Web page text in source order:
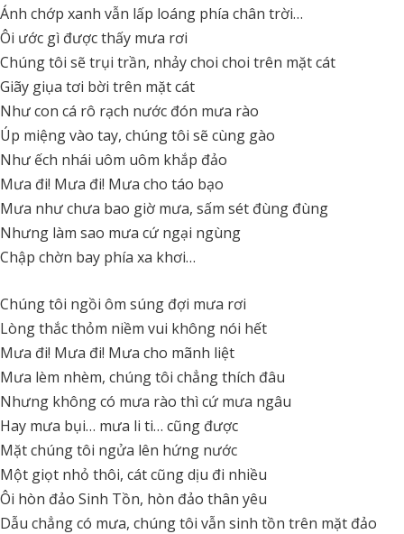
Ánh chớp xanh vẫn lấp loáng phía chân trời…
Ôi ước gì được thấy mưa rơi
Chúng tôi sẽ trụi trần, nhảy choi choi trên mặt cát
Giãy giụa tơi bời trên mặt cát
Như con cá rô rạch nước đón mưa rào
Úp miệng vào tay, chúng tôi sẽ cùng gào
Như ếch nhái uôm uôm khắp đảo
Mưa đi! Mưa đi! Mưa cho táo bạo
Mưa như chưa bao giờ mưa, sấm sét đùng đùng
Nhưng làm sao mưa cứ ngại ngùng
Chập chờn bay phía xa khơi…
Chúng tôi ngồi ôm súng đợi mưa rơi
Lòng thắc thỏm niềm vui không nói hết
Mưa đi! Mưa đi! Mưa cho mãnh liệt
Mưa lèm nhèm, chúng tôi chẳng thích đâu
Nhưng không có mưa rào thì cứ mưa ngâu
Hay mưa bụi… mưa li ti… cũng được
Mặt chúng tôi ngửa lên hứng nước
Một giọt nhỏ thôi, cát cũng dịu đi nhiều
Ôi hòn đảo Sinh Tồn, hòn đảo thân yêu
Dẫu chẳng có mưa, chúng tôi vẫn sinh tồn trên mặt đảo